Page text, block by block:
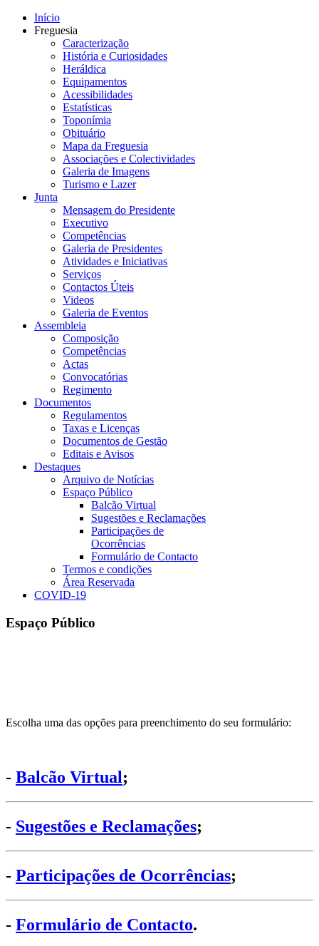
Início
Freguesia
Caracterização
História e Curiosidades
Heráldica
Equipamentos
Acessibilidades
Estatísticas
Toponímia
Obituário
Mapa da Freguesia
Associações e Colectividades
Galeria de Imagens
Turismo e Lazer
Junta
Mensagem do Presidente
Executivo
Competências
Galeria de Presidentes
Atividades e Iniciativas
Serviços
Contactos Úteis
Videos
Galeria de Eventos
Assembleia
Composição
Competências
Actas
Convocatórias
Regimento
Documentos
Regulamentos
Taxas e Licenças
Documentos de Gestão
Editais e Avisos
Destaques
Arquivo de Notícias
Espaço Público
Balcão Virtual
Sugestões e Reclamações
Participações de
Ocorrências
Formulário de Contacto
Termos e condições
Área Reservada
COVID-19
Espaço Público
Escolha uma das opções para preenchimento do seu formulário:
- Balcão Virtual;
- Sugestões e Reclamações;
- Participações de Ocorrências;
- Formulário de Contacto.